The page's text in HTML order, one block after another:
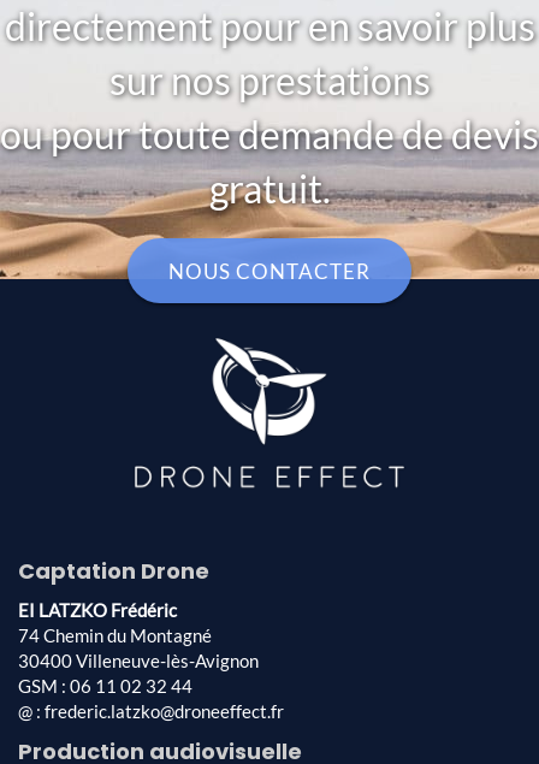
directement pour en savoir plus
sur nos prestations
ou pour toute demande de devis
gratuit.
NOUS CONTACTER
Captation Drone
EI LATZKO Frédéric
74 Chemin du Montagné
30400 Villeneuve-lès-Avignon
GSM : 06 11 02 32 44
@ : frederic.latzko@droneeffect.fr
Production audiovisuelle